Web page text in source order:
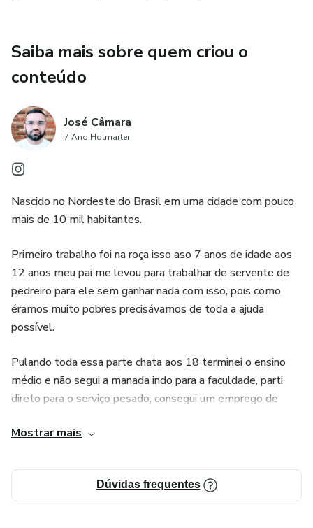
Saiba mais sobre quem criou o
conteúdo
José Câmara
7 Ano Hotmarter
Nascido no Nordeste do Brasil em uma cidade com pouco
mais de 10 mil habitantes.
Primeiro trabalho foi na roça isso aso 7 anos de idade aos
12 anos meu pai me levou para trabalhar de servente de
pedreiro para ele sem ganhar nada com isso, pois como
éramos muito pobres precisávamos de toda a ajuda
possível.
Pulando toda essa parte chata aos 18 terminei o ensino
médio e não segui a manada indo para a faculdade, parti
direto para o serviço pesado, consegui um emprego de
mandado embora . entrei em outra construtora e nesse
em busca do meu primeiro milhão.
Mostrar mais
Dúvidas frequentes